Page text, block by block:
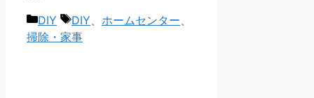
カ
テ
DIY
タ
グ
DIY ホームセンター
掃除・家事